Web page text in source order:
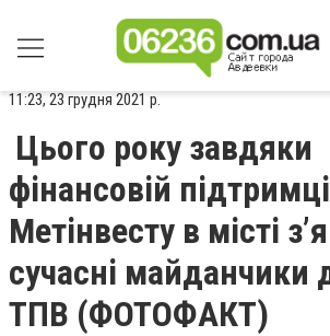
11:23, 23 грудня 2021 р.
Цього року завдяки
фінансовій підтримці
Метінвесту в місті
сучасні майданчики
ТПВ (ФОТОФАКТ)